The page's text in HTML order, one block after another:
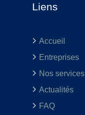
Liens
Accueil
Entreprises
Nos services
Actualités
FAQ